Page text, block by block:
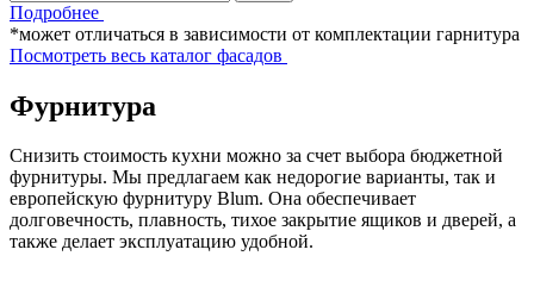
Подробнее
*может отличаться в зависимости от комплектации гарнитура
Посмотреть весь каталог фасадов
Фурнитура
Снизить стоимость кухни можно за счет выбора бюджетной
фурнитуры. Мы предлагаем как недорогие варианты, так и
европейскую фурнитуру Blum. Она обеспечивает
долговечность, плавность, тихое закрытие ящиков и дверей, а
также делает эксплуатацию удобной.